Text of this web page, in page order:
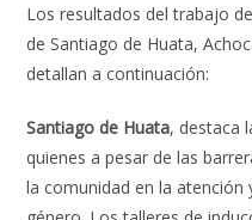
Los resultados del trabajo
de Santiago de Huata,
detallan a continuación:
Santiago de Huata, destaca
quienes a pesar de las
la comunidad en la atención